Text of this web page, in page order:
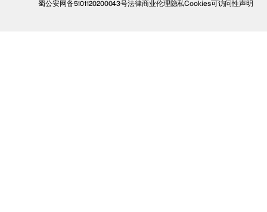
蜀公安网备5101120200043号法律商业伦理隐私Cookies可访问性声明